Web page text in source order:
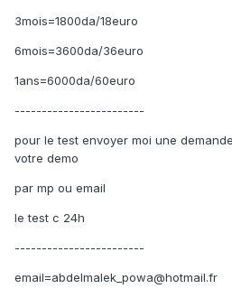
3mois=1800da/18euro
6mois=3600da/36euro
1ans=6000da/60euro
------------------------
pour le test envoyer moi une
votre demo
par mp ou email
le test c 24h
------------------------
email=abdelmalek_powa@hotmail.fr